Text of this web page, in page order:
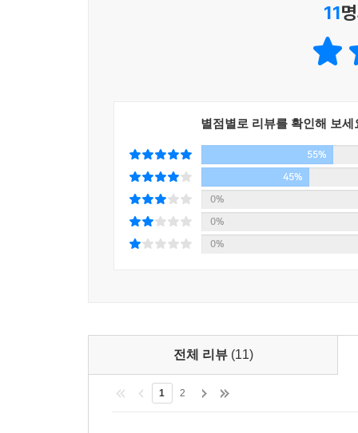
익히겠다는 생각이 아니라면, 모의고사 문제
자신의 실력을 체크해보세요. 넉넉하게 수록
2. 혼자서 시험을 준비하는 분들에게 가장 필요한
이 책은 일본어능력시험을 독학으로 준비하는
강의를 직접 듣는 것 같은 상세하고 꼼꼼한 해
흔하지 않습니다. 해석과 간단한 해설만 수록된
넘어서야 합격이 됩니다. 모든 영역을 골고루 잘
약점을 파악하는 것이 중요합니다. 틀린 문제
응용해서 맞힐 수 있습니다. 완벽하게 내 것으로
11
별점별로 리뷰를 확인해 보세
55%
45%
0%
0%
0%
전체 리뷰 (11)
1 2